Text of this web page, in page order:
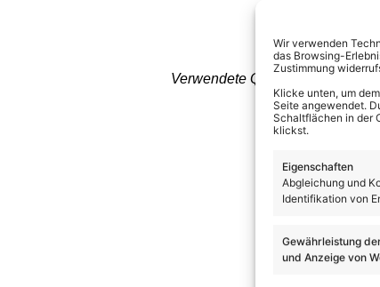
Wir verwenden
das Browsing-
Zustimmung
Klicke unten, um
Seite angewendet.
Schaltflächen in der
klickst.
Eigenschaften
Abgleichung und
Identifikation von
Gewährleistung
und Anzeige von
Verwendete Quellen: BILD.de